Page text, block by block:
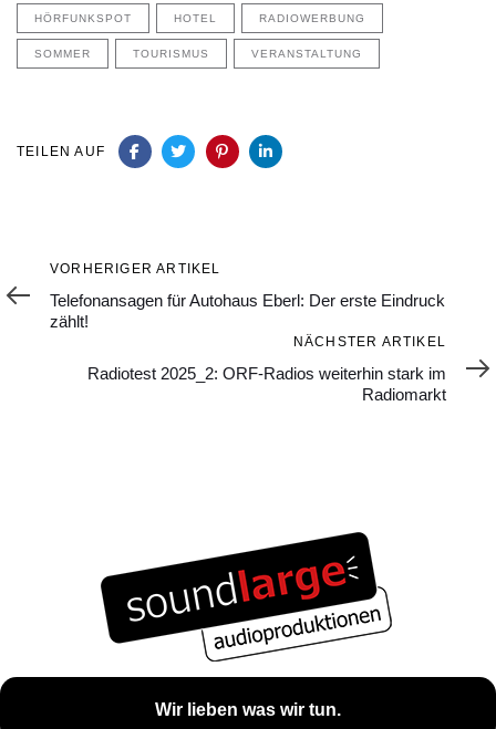
HÖRFUNKSPOT HOTEL RADIOWERBUNG
SOMMER TOURISMUS VERANSTALTUNG
TEILEN AUF
Vorheriger
Artikel
VORHERIGER ARTIKEL
Telefonansagen für Autohaus Eberl: Der erste Eindruck
zählt!
NÄCHSTER ARTIKEL
Radiotest 2025_2: ORF-Radios weiterhin stark im
Radiomarkt
Wir lieben was wir tun.